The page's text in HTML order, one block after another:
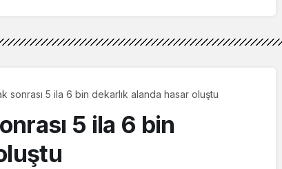
sonrası 5 ila 6 bin dekarlık alanda hasar oluştu
5 ila 6 bin